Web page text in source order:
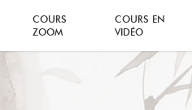
COURS
ZOOM
COURS EN
VIDÉO